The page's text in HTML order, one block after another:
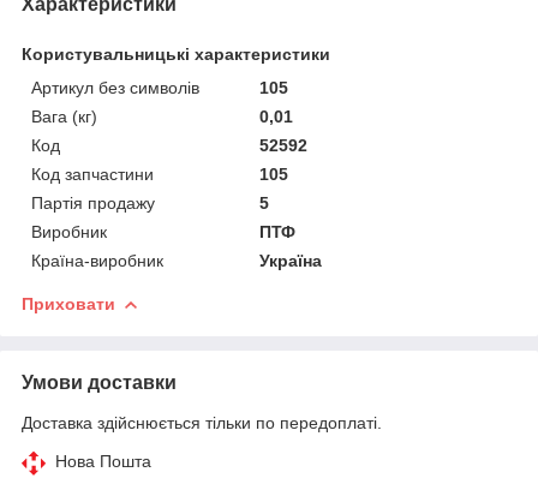
Користувальницькі характеристики
Артикул без символів
105
Вага (кг)
0,01
Код
52592
Код запчастини
105
Партія продажу
5
Виробник
ПТФ
Країна-виробник
Україна
Приховати
Умови доставки
Доставка здійснюється тільки по передоплаті.
Нова Пошта